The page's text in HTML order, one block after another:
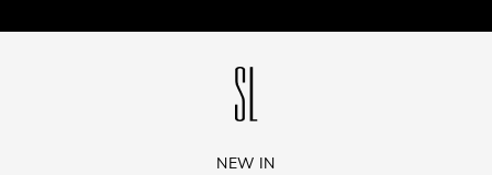
NEW IN